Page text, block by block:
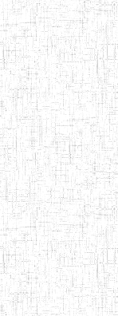
3 4 5
6